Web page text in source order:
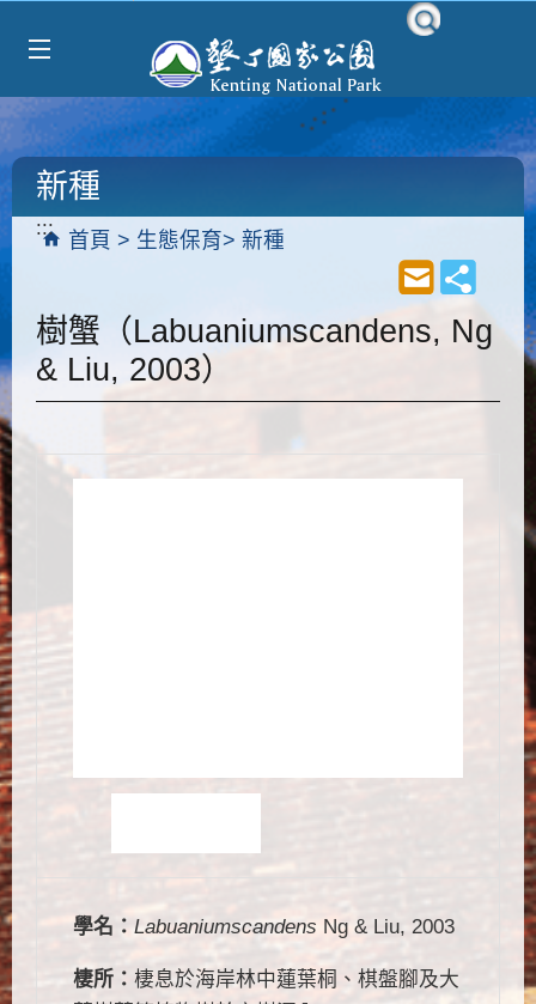
:::
首頁 生態保育 新種
新種
樹蟹（Labuaniumscandens, Ng
& Liu, 2003）
學名： Labuaniumscandens Ng & Liu, 2003
棲所： 棲息於海岸林中蓮葉桐、棋盤腳及大